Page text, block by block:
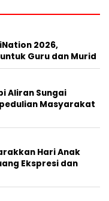
2026,
Guru dan Murid
Aliran Sungai
Masyarakat
Hari Anak
Ekspresi dan